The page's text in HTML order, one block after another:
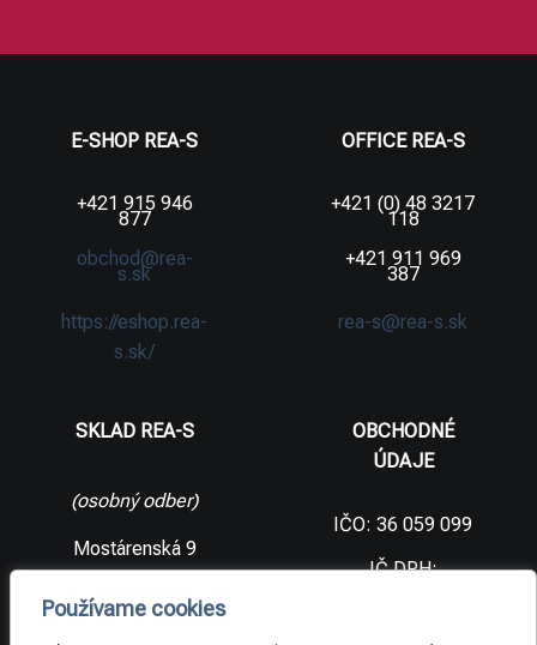
Používame cookies
E-SHOP REA-S
+421 915 946
877
obchod@rea-
s.sk
https://eshop.rea-
s.sk/
OFFICE REA-S
+421 (0) 48 3217
118
+421 911 969
387
rea-s@rea-s.sk
SKLAD REA-S
(osobný odber)
Mostárenská 9
OBCHODNÉ
ÚDAJE
IČO: 36 059 099
IČ DPH: